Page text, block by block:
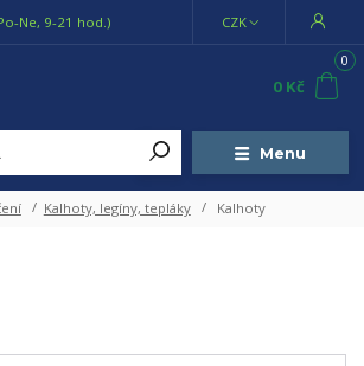
Menu
CZK
Ne, 9-21 hod.)
0
0 Kč
Kalhoty, legíny, tepláky Kalhoty